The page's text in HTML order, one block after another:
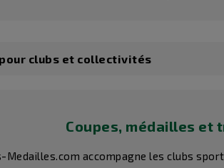
clubs et collectivités
Coupes, médailles et
Medailles.com accompagne les clubs